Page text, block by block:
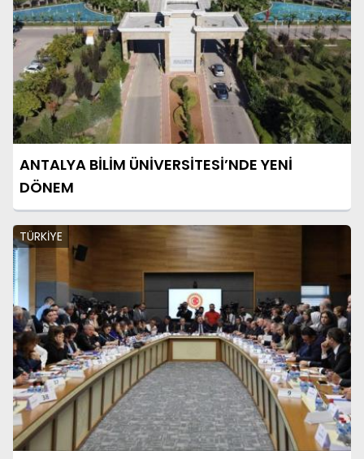
ANTALYA BİLİM ÜNİVERSİTESİ’NDE YENİ
DÖNEM
TÜRKİYE